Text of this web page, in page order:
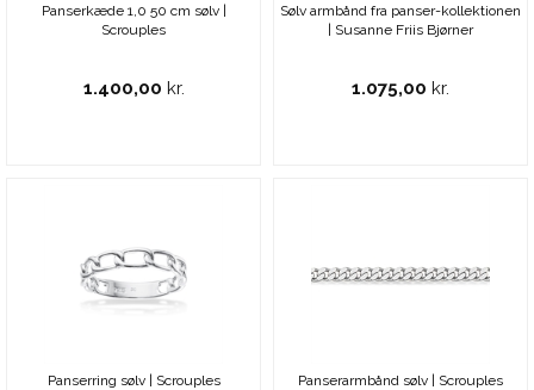
Panserkæde 1,0 50 cm sølv |
Scrouples
1.400,00 kr.
Sølv armbånd fra panser-kollektionen
| Susanne Friis Bjørner
1.075,00 kr.
Panserring sølv | Scrouples Panserarmbånd sølv | Scrouples